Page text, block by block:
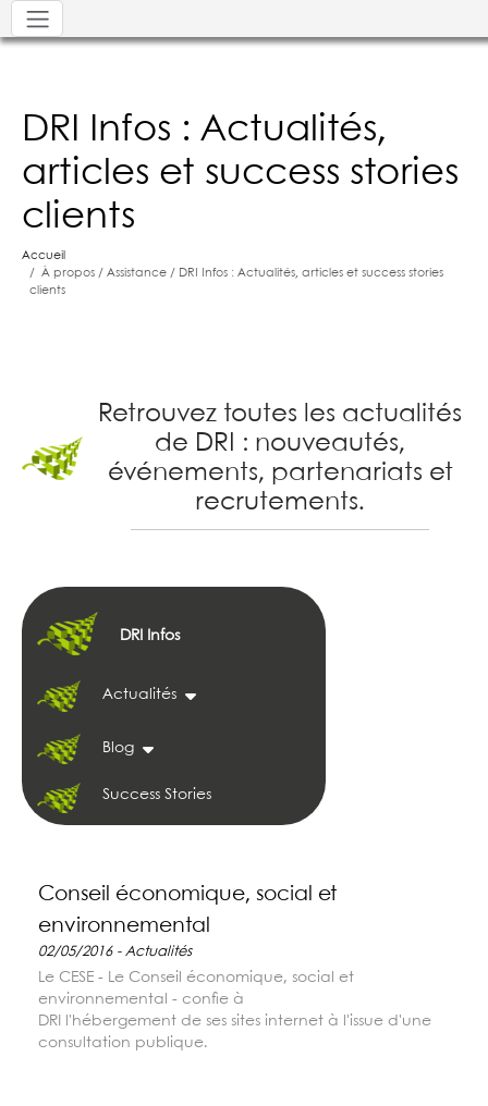
DRI Infos : Actualités,
articles et success stories
clients
Accueil
À propos / Assistance / DRI Infos : Actualités, articles et success stories
clients
Retrouvez toutes les actualités
de DRI : nouveautés,
événements, partenariats et
recrutements.
DRI Infos
Actualités
Blog
Success Stories
Conseil économique, social et
environnemental
02/05/2016 - Actualités
Le CESE - Le Conseil économique, social et
environnemental - confie à
DRI l'hébergement de ses sites internet à l'issue d'une
consultation publique.